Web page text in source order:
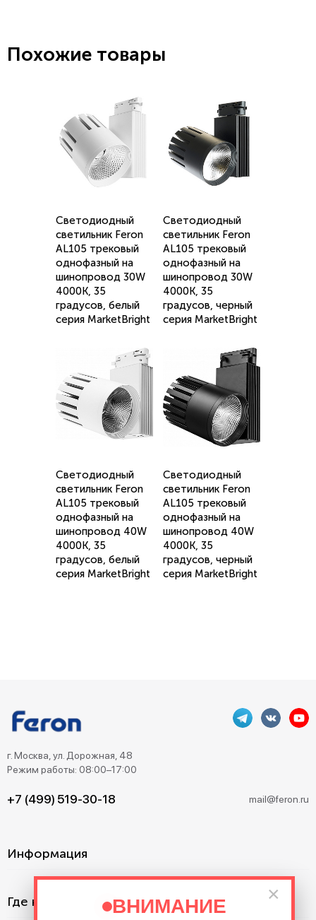
×
ВНИМАНИЕ
Похожие товары
Светодиодный
светильник Feron
AL105 трековый
однофазный на
шинопровод 30W
4000K, 35
градусов, белый
серия MarketBright
Светодиодный
светильник Feron
AL105 трековый
однофазный на
шинопровод 30W
4000K, 35
градусов, черный
серия MarketBright
Светодиодный
светильник Feron
AL105 трековый
однофазный на
шинопровод 40W
4000K, 35
градусов, белый
серия MarketBright
Светодиодный
светильник Feron
AL105 трековый
однофазный на
шинопровод 40W
4000K, 35
градусов, черный
серия MarketBright
г. Москва, ул. Дорожная, 48
Режим работы: 08:00–17:00
+7 (499) 519-30-18 mail@feron.ru
Информация
Где купить?